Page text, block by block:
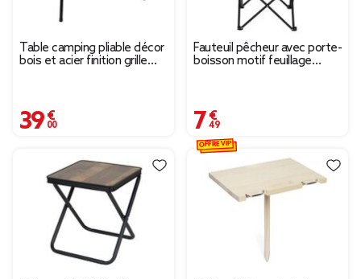
Table camping pliable décor
bois et acier finition grille
39,00 €
Fauteuil pêcheur avec porte-
boisson motif feuillage
7,49 €
OFFRE VIP